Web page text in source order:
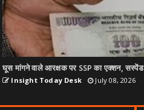
घूस मांगने वाले आरक्षक पर SSP का एक्शन, सस्पेंड
Insight Today Desk July 08, 2026